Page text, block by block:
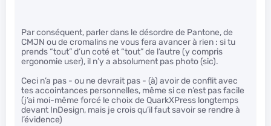
Par conséquent, parler dans le désordre de Pantone, de
CMJN ou de cromalins ne vous fera avancer à rien : si tu
prends “tout” d’un coté et “tout” de l’autre (y compris
ergonomie user), il n’y a absolument pas photo (sic).
Ceci n’a pas - ou ne devrait pas - (à) avoir de conflit avec
tes accointances personnelles, même si ce n’est pas facile
(j’ai moi-même forcé le choix de QuarkXPress longtemps
devant InDesign, mais je crois qu’il faut savoir se rendre à
l’évidence)